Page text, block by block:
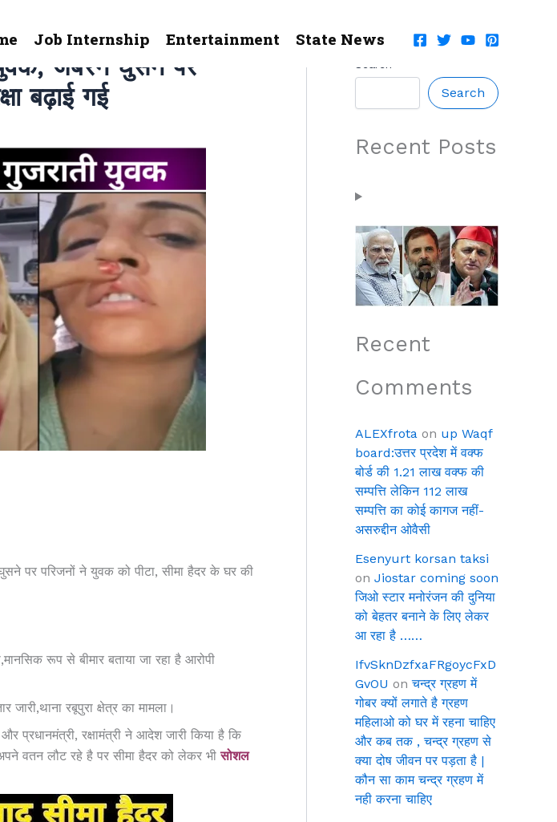
Job Internship Entertainment State News
जबरन घुसने पर
बढ़ाई गई
पर परिजनों ने युवक को पीटा, सीमा हैदर के घर की
रूप से बीमार बताया जा रहा है आरोपी
रबूपुरा क्षेत्र का मामला।
रक्षामंत्री ने आदेश जारी किया है कि
वतन लौट रहे है पर सीमा हैदर को लेकर भीसोशल
Search
Recent Posts
Recent
Comments
ALEXfrota on up Waqf
board:उत्तर प्रदेश में वक्फ
बोर्ड की 1.21 लाख वक्फ की
सम्पत्ति लेकिन 112 लाख
सम्पत्ति का कोई कागज नहीं-
असरुद्दीन ओवैसी
Esenyurt korsan taksi
on Jiostar coming soon
जिओ स्टार मनोरंजन की दुनिया
को बेहतर बनाने के लिए लेकर
आ रहा है ……
IfvSknDzfxaFRgoycFxD
GvOU onचन्द्र ग्रहण में
गोबर क्यों लगाते है ग्रहण
महिलाओ को घर में रहना चाहिए
और कब तक , चन्द्र ग्रहण से
क्या दोष जीवन पर पड़ता है |
कौन सा काम चन्द्र ग्रहण में
नही करना चाहिए